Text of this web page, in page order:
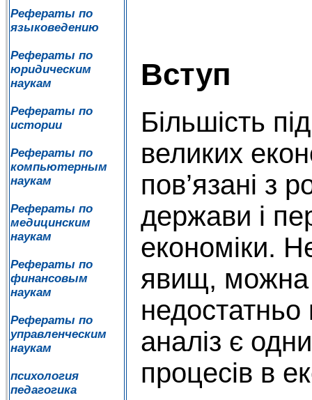
Рефераты по
языковедению
Рефераты по
юридическим
наукам
Рефераты по
истории
Рефераты по
компьютерным
наукам
Рефераты по
медицинским
наукам
Рефераты по
финансовым
наукам
Рефераты по
управленческим
наукам
психология
педагогика
Вступ
Більшість
великих
пов’язані з
держави і
економіки.
явищ, можна
недостатньо
аналіз є
процесів в